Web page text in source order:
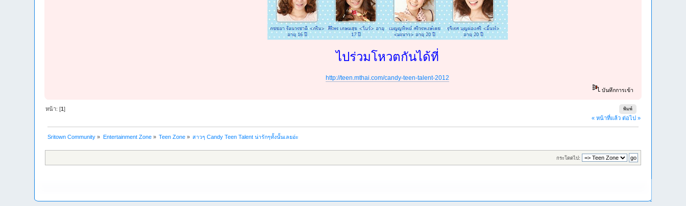
ไปร่วมโหวตกันได้ที่
http://teen.mthai.com/candy-teen-talent-2012
บันทึกการเข้า
พิมพ์
หน้า: [1]
« หน้าที่แล้ว ต่อไป »
Sritown Community » Entertainment Zone» Teen Zone » สาวๆ Candy Teen Talent น่ารักๆทั้งนั้นเลยอ่ะ
กระโดดไป: